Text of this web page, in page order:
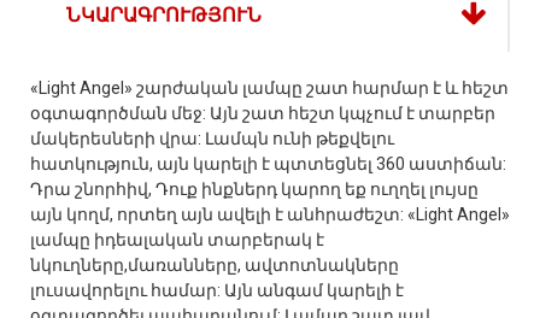
ՆԿԱՐԱԳՐՈՒԹՅՈՒՆ
«Light Angel» շարժական լամպը շատ հարմար է և հեշտ
օգտագործման մեջ: Այն շատ հեշտ կպչում է տարբեր
մակերեսների վրա: Լամպն ունի թեքվելու
հատկություն, այն կարելի է պտտեցնել 360 աստիճան:
Դրա շնորհիվ, Դուք ինքներդ կարող եք ուղղել լույսը
այն կողմ, որտեղ այն ավելի է անհրաժեշտ: «Light Angel»
լամպը իդեալական տարբերակ է
նկուղները,մառանները, ավտոտնակները
լուսավորելու համար: Այն անգամ կարելի է